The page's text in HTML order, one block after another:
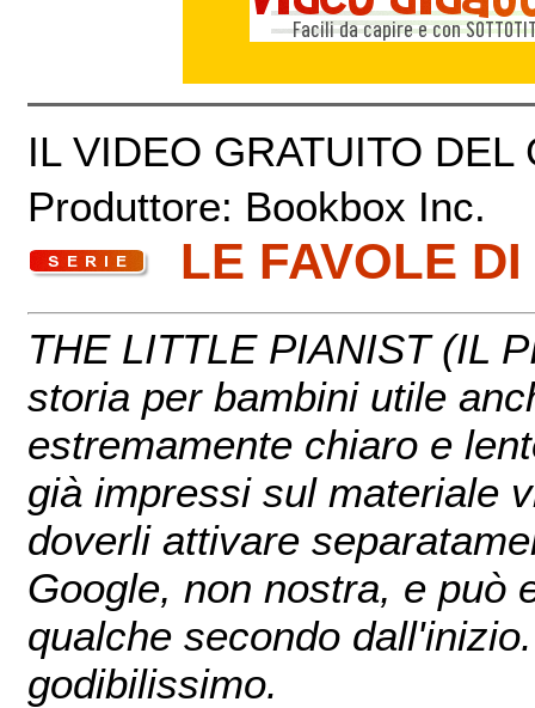
IL VIDEO GRATUITO DEL
Produttore: Bookbox Inc.
LE FAVOLE
THE LITTLE PIANIST (IL
storia per bambini utile
estremamente chiaro e
già impressi sul materiale
doverli attivare
Google, non nostra, e può
qualche secondo
godibilissimo.